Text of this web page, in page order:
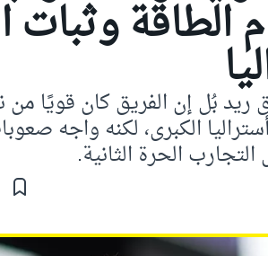
وثبات
بُل إن الفريق كان قويًا من
الكبرى، لكنه واجه
الحرة الثانية.